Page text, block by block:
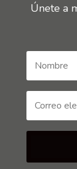
Únete a